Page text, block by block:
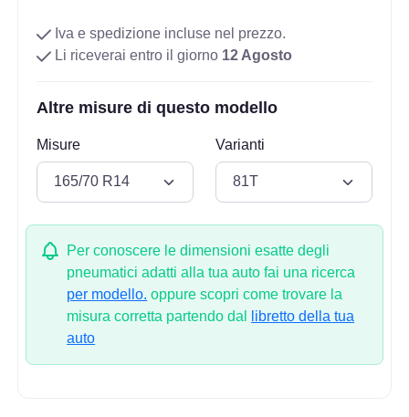
Iva e spedizione incluse nel prezzo.
Li riceverai entro il giorno 12 Agosto
Altre misure di questo modello
Misure Varianti
Per conoscere le dimensioni esatte degli
pneumatici adatti alla tua auto fai una ricerca
per modello. oppure scopri come trovare la
misura corretta partendo dal
libretto della tua
auto